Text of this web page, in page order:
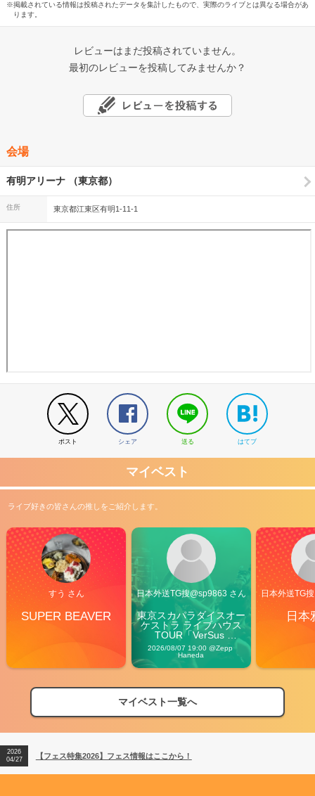
※掲載されている情報は投稿されたデータを集計したもので、実際のライブとは異なる場合があ
ります。
レビューはまだ投稿されていません。
最初のレビューを投稿してみませんか？
会場
有明アリーナ （東京都）
住所 東京都江東区有明1-11-1
ポスト シェア 送る はてブ
マイベスト
ライブ好きの皆さんの推しをご紹介します。
すう さん
SUPER BEAVER
日本外送TG搜@sp9863 さん
東京スカパラダイスオー
ケストラ ライブハウス
TOUR「VerSus
Carnival」
2026/08/07 19:00 @Zepp
Haneda
日本外送TG
日本
マイベスト一覧へ
【フェス特集2026】フェス情報はここから！
【ライブ動員ランキング】2026年上半期編発表！
2026
04/27
【フェス特集2026】フェス情報はここから！
2026